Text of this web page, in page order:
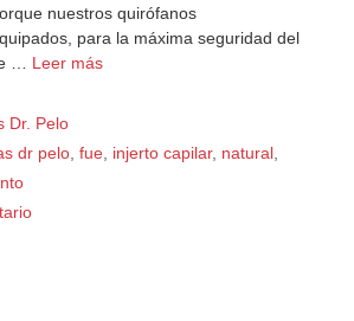
nuestros quirófanos
para la máxima seguridad del
… Leer más
Dr. Pelo
dr pelo,fue, injerto capilar, natural,